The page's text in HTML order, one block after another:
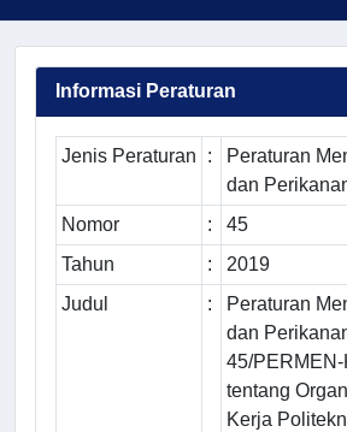
Informasi Peraturan
Jenis Peraturan :
Peraturan
dan
Nomor
:
45
Tahun
:
2019
Judul
:
Peraturan
dan
45/
tentang
Kerja